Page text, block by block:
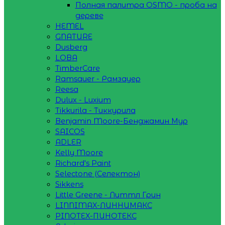
Полная палитра OSMO - проба на
дереве
HEMEL
GNATURE
Dusberg
LOBA
TimberCare
Ramsauer - Рамзауер
Reesa
Dulux - Luxium
Tikkurila - Тиккурила
Benjamin Moore-Бенджамин Мур
SAICOS
ADLER
Kelly Moore
Richard's Paint
Selectone (Селектон)
Sikkens
Little Greene - Литтл Грин
LINNIMAX-ЛИННИМАКС
PINOTEX-ПИНОТЕКС